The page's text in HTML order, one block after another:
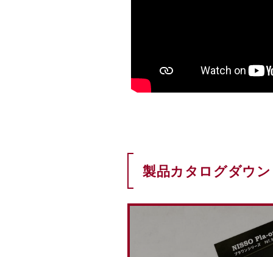
製品カタログダウ